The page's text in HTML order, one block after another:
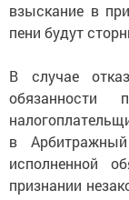
взыскание в
пени будут
В случае
обязанности
в
исполненной
признании